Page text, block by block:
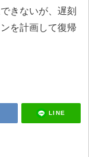
きないが、遅刻
を計画して復帰
LINE